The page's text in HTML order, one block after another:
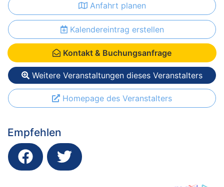
Anfahrt planen
Kalendereintrag erstellen
Kontakt & Buchungsanfrage
Weitere Veranstaltungen dieses Veranstalters
Homepage des Veranstalters
Empfehlen